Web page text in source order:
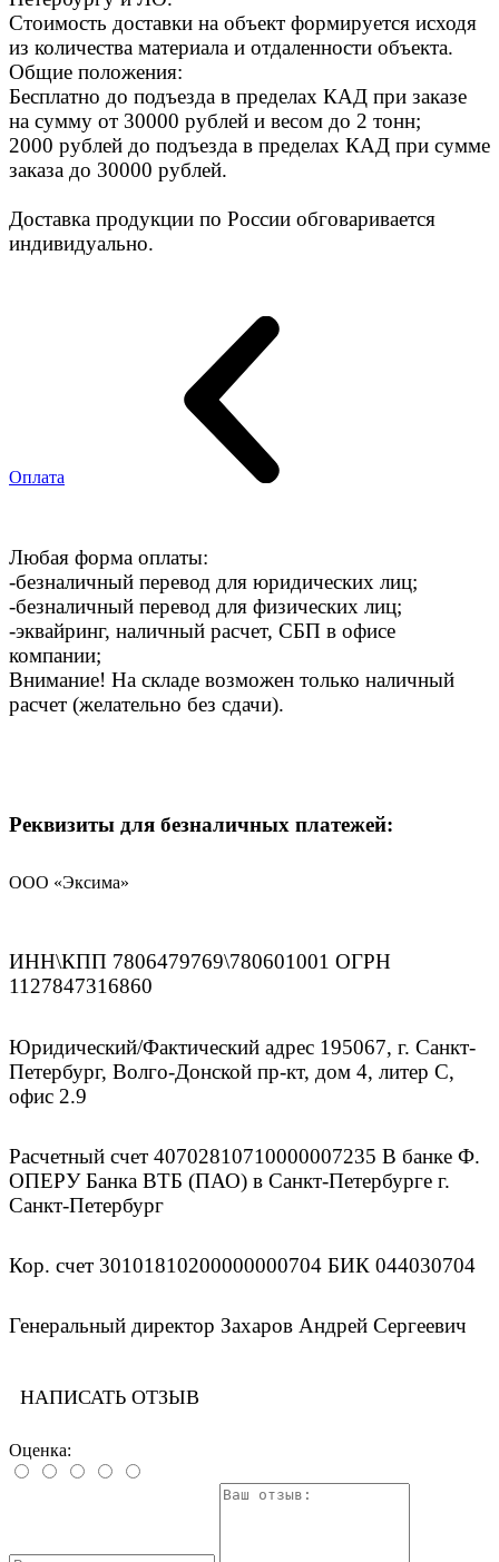
Стоимость доставки на объект формируется исходя
из количества материала и отдаленности объекта.
Общие положения:
Бесплатно до подъезда в пределах КАД при заказе
на сумму от 30000 рублей и весом до 2 тонн;
2000 рублей до подъезда в пределах КАД при сумме
заказа до 30000 рублей.
Доставка продукции по России обговаривается
индивидуально.
Оплата
Любая форма оплаты:
-безналичный перевод для юридических лиц;
-безналичный перевод для физических лиц;
-эквайринг, наличный расчет, СБП в офисе
компании;
Внимание! На складе возможен только наличный
расчет (желательно без сдачи).
Реквизиты для безналичных платежей:
ООО «Эксима»
ИНН\КПП 7806479769\780601001 ОГРН
1127847316860
Юридический/Фактический адрес 195067, г. Санкт-
Петербург, Волго-Донской пр-кт, дом 4, литер С,
офис 2.9
Расчетный счет 40702810710000007235 В банке Ф.
ОПЕРУ Банка ВТБ (ПАО) в Санкт-Петербурге г.
Санкт-Петербург
Кор. счет 30101810200000000704 БИК 044030704
Генеральный директор Захаров Андрей Сергеевич
НАПИСАТЬ ОТЗЫВ
Оценка: